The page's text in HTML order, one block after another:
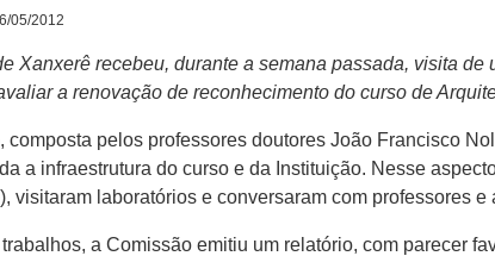
05/2012
Xanxerê recebeu, durante a semana passada, visita
a renovação de reconhecimento do curso de
composta pelos professores doutores João Francisco
a infraestrutura do curso e da Instituição. Nesse
visitaram laboratórios e conversaram com professores e
a Comissão emitiu um relatório, com parecer